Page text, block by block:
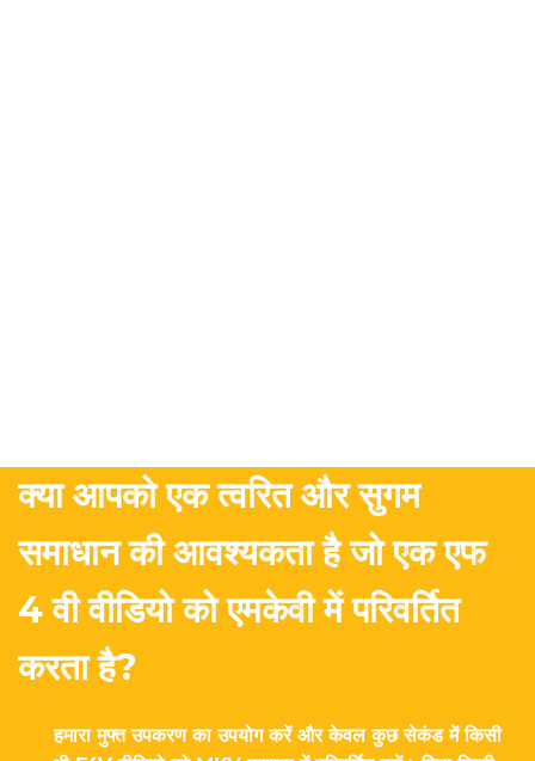
क्या आपको एक त्वरित और सुगम
समाधान की आवश्यकता है जो एक एफ
4 वी वीडियो को एमकेवी में परिवर्तित
करता है?
हमारा मुफ्त उपकरण का उपयोग करें और केवल कुछ सेकंड में किसी